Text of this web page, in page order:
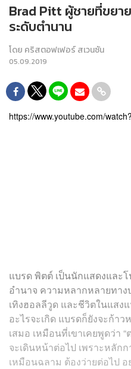
Brad Pitt ผู้ชายที่ขยา
ระดับตำนาน
โดย คริสตอฟเฟอร์ สเวนซัน
05.09.2019
https://www.youtube.com/
แบรด พิตต์ เป็นนักแสดงและ
อำนาจ ความหลากหลายทา
เทิงฮอลลีวูด และชีวิตในแสง
อะไรจะเกิด แบรดก็ยังจะก้า
เสมอ เหมือนที่เขาเคยพูดว่า
จะเดินหน้าต่อไป เพราะหลัก
เหมือนฉลาม ต้องว่ายต่อไป อ